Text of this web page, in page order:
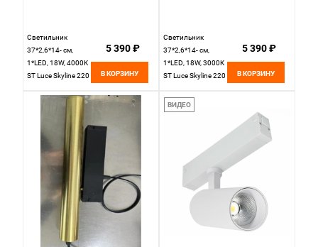
Светильник
37*2,6*14- см,
1*LED, 18W, 4000K
ST Luce Skyline 220
5 390 ₽
В КОРЗИНУ
Светильник
37*2,6*14- см,
1*LED, 18W, 3000K
ST Luce Skyline 220
черный
5 390 ₽
В КОРЗИНУ
ВИДЕО